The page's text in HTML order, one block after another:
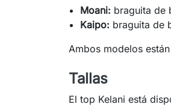
Moani: braguita de
Kaipo: braguita de
Ambos modelos
Tallas
El top Kelani está